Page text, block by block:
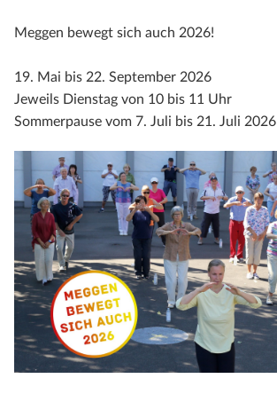
Meggen bewegt sich auch 2026!
19. Mai bis 22. September 2026
Jeweils Dienstag von 10 bis 11 Uhr
Sommerpause vom 7. Juli bis 21. Juli 2026